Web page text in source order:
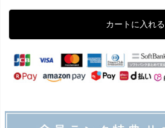
カートに入れる